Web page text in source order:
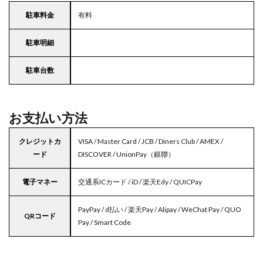
駐車料金 有料
駐車明細
駐車台数
お支払い方法
クレジットカ
ード
VISA / Master Card / JCB / Diners Club / AMEX /
DISCOVER / UnionPay（銀聯）
電子マネー 交通系ICカード / iD / 楽天Edy / QUICPay
QRコード
PayPay / d払い / 楽天Pay / Alipay / WeChat Pay / QUO
Pay / Smart Code